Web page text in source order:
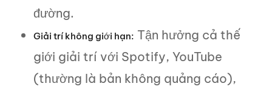
đường.
Giải trí không giới hạn: Tận hưởng cả thế
giới giải trí với Spotify, YouTube
(thường là bản không quảng cáo),